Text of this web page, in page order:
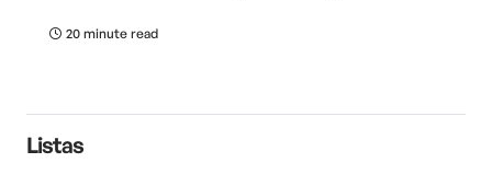
20 minute read
Listas